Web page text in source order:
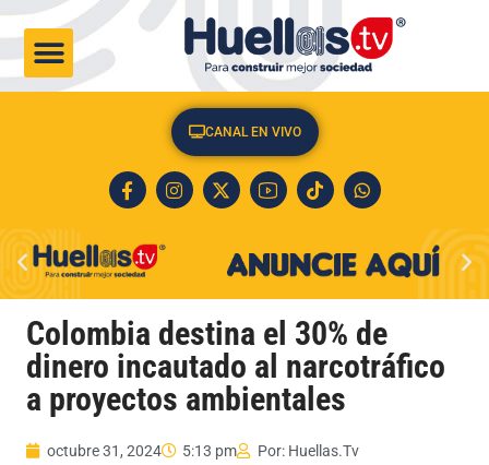
CANAL EN VIVO
Colombia destina el 30% de
dinero incautado al narcotráfico
a proyectos ambientales
octubre 31, 2024 5:13 pm Por: Huellas.Tv